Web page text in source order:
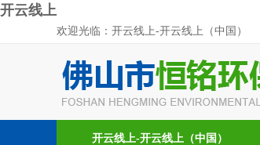
开云线上
欢迎光临：开云线上-开云线上（中国）
开云线上-开云线上（中国）